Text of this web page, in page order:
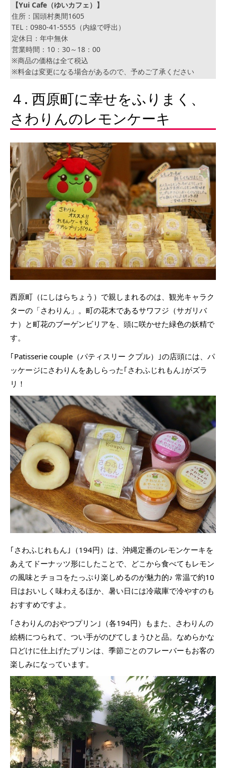
【Yui Cafe（ゆいカフェ）】
住所：国頭村奥間1605
TEL：0980-41-5555（内線で呼出）
定休日：年中無休
営業時間：10：30～18：00
※商品の価格は全て税込
※料金は変更になる場合があるので、予めご了承ください
４. 西原町に幸せをふりまく、
さわりんのレモンケーキ
西原町（にしはらちょう）で親しまれるのは、観光キャラク
ターの「さわりん」。町の花木であるサワフジ（サガリバ
ナ）と町花のブーゲンビリアを、頭に咲かせた緑色の妖精で
す。
｢Patisserie couple（パティスリー クプル）｣の店頭には、パ
ッケージにさわりんをあしらった｢さわふじれもん｣がズラ
リ！
｢さわふじれもん｣（194円）は、沖縄定番のレモンケーキを
あえてドーナッツ形にしたことで、どこから食べてもレモン
の風味とチョコをたっぷり楽しめるのが魅力的♪ 常温で約10
日はおいしく味わえるほか、暑い日には冷蔵庫で冷やすのも
おすすめですよ。
｢さわりんのおやつプリン｣（各194円）もまた、さわりんの
絵柄につられて、つい手がのびてしまうひと品。なめらかな
口どけに仕上げたプリンは、季節ごとのフレーバーもお客の
楽しみになっています。